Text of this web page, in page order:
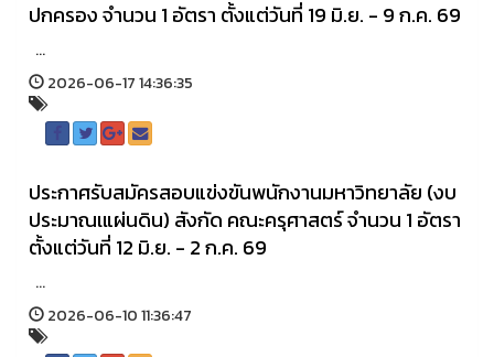
ปกครอง จำนวน 1 อัตรา ตั้งแต่วันที่ 19 มิ.ย. - 9 ก.ค. 69
...
2026-06-17 14:36:35
ประกาศรับสมัครสอบแข่งขันพนักงานมหาวิทยาลัย (งบ
ประมาณเแผ่นดิน) สังกัด คณะครุศาสตร์ จำนวน 1 อัตรา
ตั้งแต่วันที่ 12 มิ.ย. - 2 ก.ค. 69
...
2026-06-10 11:36:47